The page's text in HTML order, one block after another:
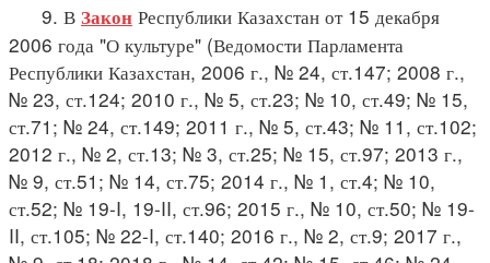
9. В Закон Республики Казахстан от 15 декабря
2006 года "О культуре" (Ведомости Парламента
Республики Казахстан, 2006 г., № 24, ст.147; 2008 г.,
№ 23, ст.124; 2010 г., № 5, ст.23; № 10, ст.49; № 15,
ст.71; № 24, ст.149; 2011 г., № 5, ст.43; № 11, ст.102;
2012 г., № 2, ст.13; № 3, ст.25; № 15, ст.97; 2013 г.,
№ 9, ст.51; № 14, ст.75; 2014 г., № 1, ст.4; № 10,
ст.52; № 19-I, 19-II, ст.96; 2015 г., № 10, ст.50; № 19-
II, ст.105; № 22-I, ст.140; 2016 г., № 2, ст.9; 2017 г.,